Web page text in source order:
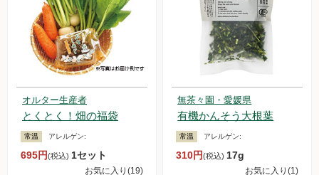
賞味期限について
よくあるご質問
オルター品もの
取扱店のご紹介
新規募集中！
オルター生産者
とくとく！畑の福袋
常温 アレルゲン:
695円(税込) 1セット
お気に入り(19)
無茶々園・愛媛県
有機かんそう大根葉
常温 アレルゲン:
310円(税込) 17g
お気に入り(1)